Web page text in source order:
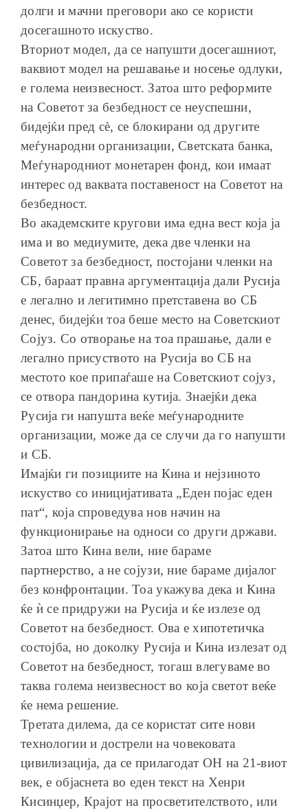
долги и мачни преговори ако се користи
досегашното искуство.
Вториот модел, да се напушти досегашниот,
ваквиот модел на решавање и носење одлуки,
е голема неизвесност. Затоа што реформите
на Советот за безбедност се неуспешни,
бидејќи пред сѐ, се блокирани од другите
меѓународни организации, Светската банка,
Меѓународниот монетарен фонд, кои имаат
интерес од ваквата поставеност на Советот на
безбедност.
Во академските кругови има една вест која ја
има и во медиумите, дека две членки на
Советот за безбедност, постојани членки на
СБ, бараат правна аргументација дали Русија
е легално и легитимно претставена во СБ
денес, бидејќи тоа беше место на Советскиот
Сојуз. Со отворање на тоа прашање, дали е
легално присуството на Русија во СБ на
местото кое припаѓаше на Советскиот сојуз,
се отвора пандорина кутија. Знаејќи дека
Русија ги напушта веќе меѓународните
организации, може да се случи да го напушти
и СБ.
Имајќи ги позициите на Кина и нејзиното
искуство со иницијативата „Еден појас еден
пат“, која спроведува нов начин на
функционирање на односи со други држави.
Затоа што Кина вели, ние бараме
партнерство, а не сојузи, ние бараме дијалог
без конфронтации. Тоа укажува дека и Кина
ќе ѝ се придружи на Русија и ќе излезе од
Советот на безбедност. Ова е хипотетичка
состојба, но доколку Русија и Кина излезат од
Советот на безбедност, тогаш влегуваме во
таква голема неизвесност во која светот веќе
ќе нема решение.
Третата дилема, да се користат сите нови
технологии и дострели на човековата
цивилизација, да се прилагодат ОН на 21-виот
век, е објаснета во еден текст на Хенри
Кисинџер, Крајот на просветителството, или